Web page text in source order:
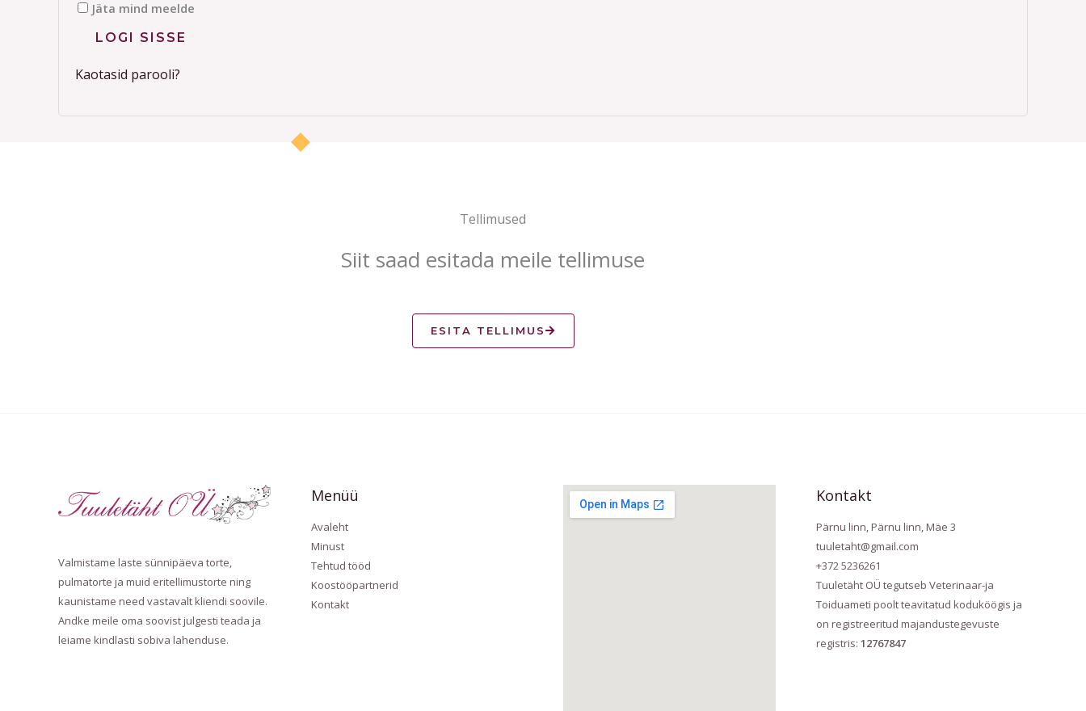
Jäta mind meelde
LOGI SISSE
Kaotasid parooli?
Tellimused
Siit saad esitada meile tellimuse
ESITA TELLIMUS
Valmistame laste sünnipäeva torte,
pulmatorte ja muid eritellimustorte ning
kaunistame need vastavalt kliendi soovile.
Andke meile oma soovist julgesti teada ja
leiame kindlasti sobiva lahenduse.
Menüü
Avaleht
Minust
Tehtud tööd
Koostööpartnerid
Kontakt
Kontakt
Pärnu linn, Pärnu linn, Mäe 3
tuuletaht@gmail.com
+372 5236261
Tuuletäht OÜ tegutseb Veterinaar-ja
Toiduameti poolt teavitatud koduköögis ja
on registreeritud majandustegevuste
registris: 12767847